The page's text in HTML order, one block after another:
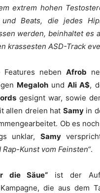
extrem hohen
und Beats, die jedes
werden, beinhaltet es
krassesten ASD-Track
neben Afrob
Megaloh und Ali A$,
gesignt war, sowie
allen dreien hat Samyin
Ob es
unklar, Samy
Kunst vom Feinsten“.
die Säue“ ist der
die aus dem